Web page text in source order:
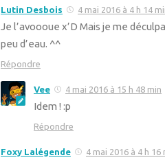
Lutin Desbois 4 mai 2016 à 4 h 14
Je l’avoooue x’D Mais je me
peu d’eau. ^^
Répondre
Vee 4 mai 2016 à 15 h 48 min
Idem ! :p
Répondre
Foxy Lalégende 4 mai 2016 à 4 h 16